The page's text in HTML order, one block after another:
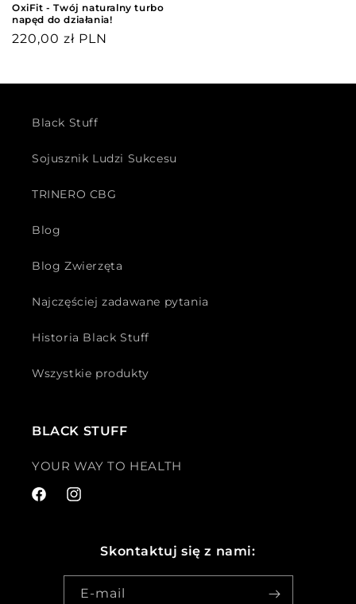
OxiFit - Twój naturalny turbo
napęd do działania!
Cena
220,00 zł PLN
Black Stuff
Sojusznik Ludzi Sukcesu
TRINERO CBG
Blog
Blog Zwierzęta
Najczęściej zadawane pytania
Historia Black Stuff
Wszystkie produkty
BLACK STUFF
YOUR WAY TO HEALTH
FacebookInstagram
Skontaktuj się z nami:
E-mail